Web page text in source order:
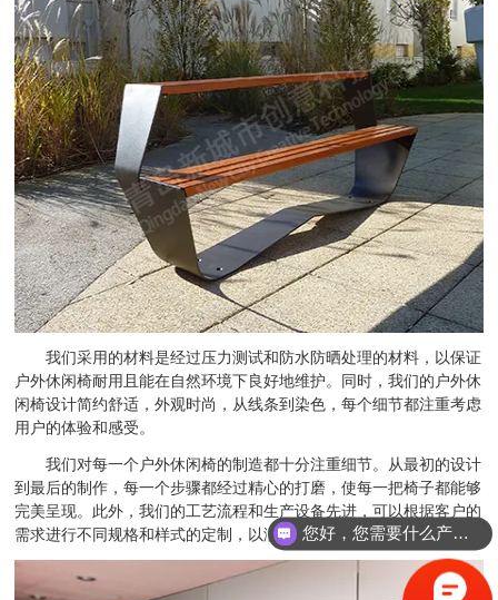
我们采用的材料是经过压力测试和防水防晒处理的材料，以保证
户外休闲椅耐用且能在自然环境下良好地维护。同时，我们的户外休
闲椅设计简约舒适，外观时尚，从线条到染色，每个细节都注重考虑
用户的体验和感受。
我们对每一个户外休闲椅的制造都十分注重细节。从最初的设计
到最后的制作，每一个步骤都经过精心的打磨，使每一把椅子都能够
完美呈现。此外，我们的工艺流程和生产设备先进，可以根据客户的
需求进行不同规格和样式的定制，以满足不同的场合和用户的需求。
您好，您需要什么产品？